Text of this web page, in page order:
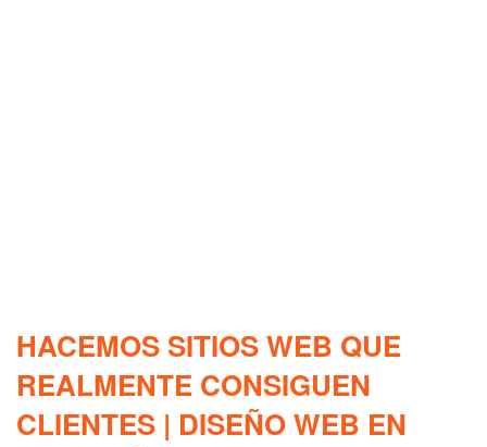
HACEMOS SITIOS WEB QUE
REALMENTE CONSIGUEN
CLIENTES | DISEÑO WEB EN